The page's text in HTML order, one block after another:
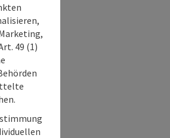
49 (1)